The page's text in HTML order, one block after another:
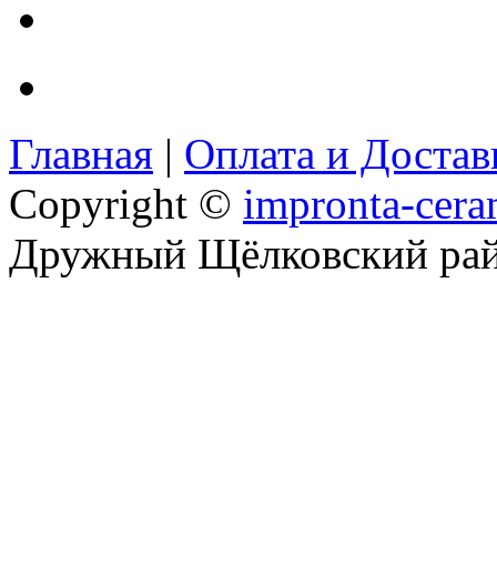
Главная | Оплата и
Copyright © impronta-
Дружный Щёлковский